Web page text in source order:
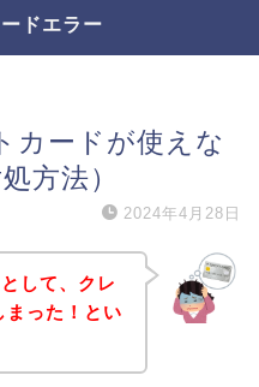
ドエラー
カードが使えな
方法）
2024年4月28日
して、クレ
まった！とい